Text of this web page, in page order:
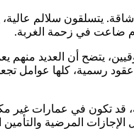
يتسلقون سلالم عالية،
ضاعت في زحمة الغربة.
يتضح أن العديد منهم
رسمية، كلها عوامل
تكون في عمارات غير
المرضية والتأمين